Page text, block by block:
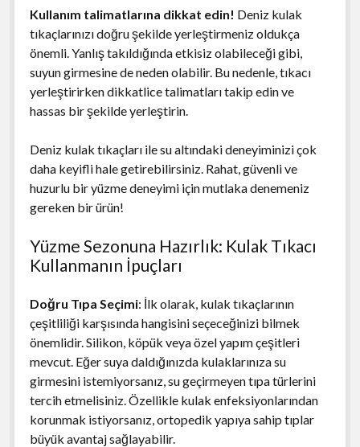
Kullanım talimatlarına dikkat edin! Deniz kulak
tıkaçlarınızı doğru şekilde yerleştirmeniz oldukça
önemli. Yanlış takıldığında etkisiz olabileceği gibi,
suyun girmesine de neden olabilir. Bu nedenle, tıkacı
yerleştirirken dikkatlice talimatları takip edin ve
hassas bir şekilde yerleştirin.
Deniz kulak tıkaçları ile su altındaki deneyiminizi çok
daha keyifli hale getirebilirsiniz. Rahat, güvenli ve
huzurlu bir yüzme deneyimi için mutlaka denemeniz
gereken bir ürün!
Yüzme Sezonuna Hazırlık: Kulak Tıkacı
Kullanmanın İpuçları
Doğru Tıpa Seçimi: İlk olarak, kulak tıkaçlarının
çeşitliliği karşısında hangisini seçeceğinizi bilmek
önemlidir. Silikon, köpük veya özel yapım çeşitleri
mevcut. Eğer suya daldığınızda kulaklarınıza su
girmesini istemiyorsanız, su geçirmeyen tıpa türlerini
tercih etmelisiniz. Özellikle kulak enfeksiyonlarından
korunmak istiyorsanız, ortopedik yapıya sahip tıplar
büyük avantaj sağlayabilir.